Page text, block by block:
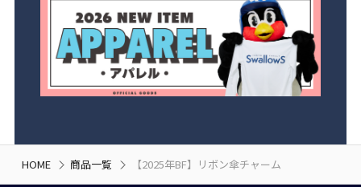
HOME 商品一覧 【2025年BF】リボン傘チャーム